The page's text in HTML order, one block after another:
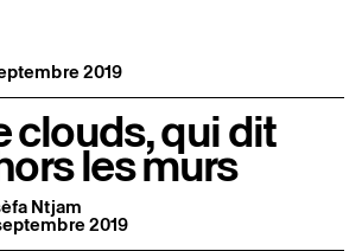
2019
clouds, qui dit
les murs
Ntjam
2019